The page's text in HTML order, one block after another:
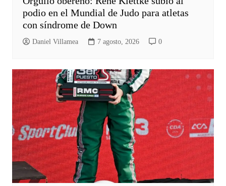
podio en el Mundial de Judo para atletas
con síndrome de Down
Daniel Villamea 7 agosto, 2026 0